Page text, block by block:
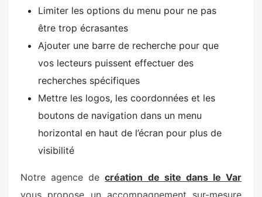
Limiter les options du menu pour ne pas
être trop écrasantes
Ajouter une barre de recherche pour que
vos lecteurs puissent effectuer des
recherches spécifiques
Mettre les logos, les coordonnées et les
boutons de navigation dans un menu
horizontal en haut de l’écran pour plus de
visibilité
Notre agence decréation de site dans le Var
vous propose un accompagnement sur-mesure